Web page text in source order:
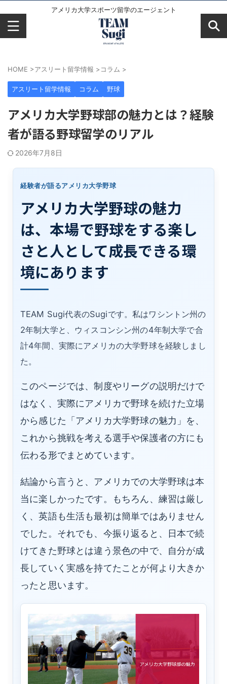
アメリカ大学スポーツ留学のエージェント
HOME >アスリート留学情報 >コラム >
アスリート留学情報 コラム 野球
アメリカ大学野球部の魅力とは？経験
者が語る野球留学のリアル
2026年7月8日
経験者が語るアメリカ大学野球
アメリカ大学野球の魅力
は、本場で野球をする楽し
さと人として成長できる環
境にあります
TEAM Sugi代表のSugiです。私はワシントン州の
2年制大学と、ウィスコンシン州の4年制大学で合
計4年間、実際にアメリカの大学野球を経験しまし
た。
このページでは、制度やリーグの説明だけで
はなく、実際にアメリカで野球を続けた立場
から感じた「アメリカ大学野球の魅力」を、
これから挑戦を考える選手や保護者の方にも
伝わる形でまとめています。
結論から言うと、アメリカでの大学野球は本
当に楽しかったです。もちろん、練習は厳し
く、英語も生活も最初は簡単ではありません
でした。それでも、今振り返ると、日本で続
けてきた野球とは違う景色の中で、自分が成
長していく実感を持てたことが何より大きか
ったと思います。